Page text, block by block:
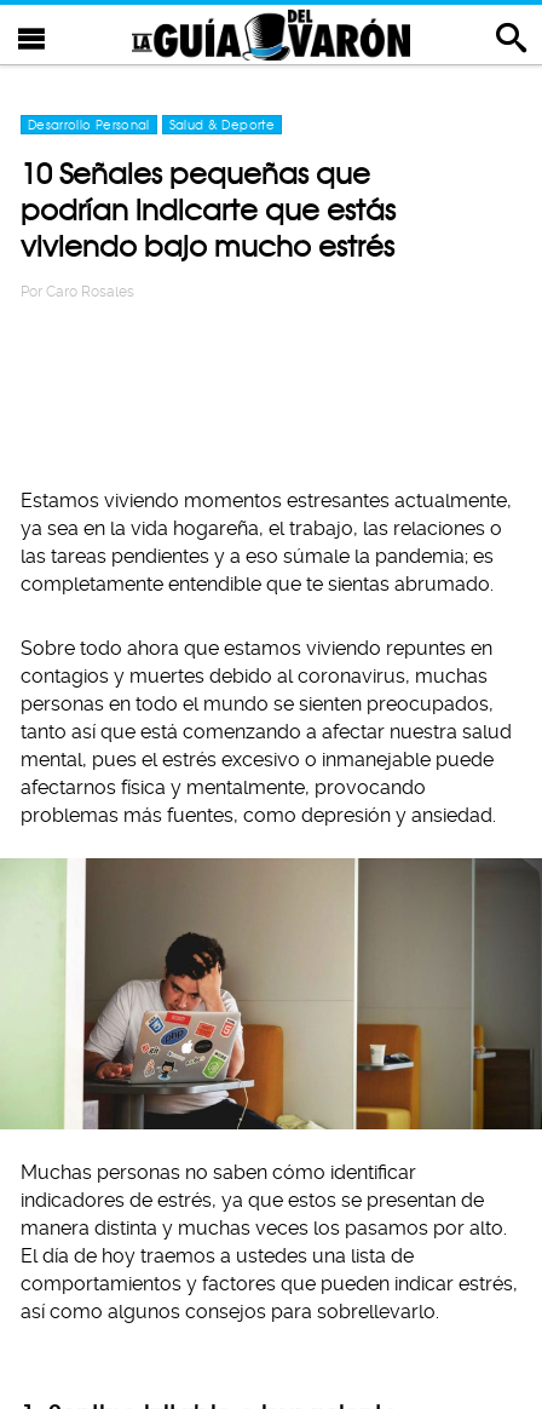
Desarrollo Personal Salud & Deporte
10 Señales pequeñas que
podrían indicarte que estás
viviendo bajo mucho estrés
Por Caro Rosales
Estamos viviendo momentos estresantes actualmente,
ya sea en la vida hogareña, el trabajo, las relaciones o
las tareas pendientes y a eso súmale la pandemia; es
completamente entendible que te sientas abrumado.
Sobre todo ahora que estamos viviendo repuntes en
contagios y muertes debido al coronavirus, muchas
personas en todo el mundo se sienten preocupados,
tanto así que está comenzando a afectar nuestra salud
mental, pues el estrés excesivo o inmanejable puede
afectarnos física y mentalmente, provocando
problemas más fuentes, como depresión y ansiedad.
Muchas personas no saben cómo identificar
indicadores de estrés, ya que estos se presentan de
manera distinta y muchas veces los pasamos por alto.
El día de hoy traemos a ustedes una lista de
comportamientos y factores que pueden indicar estrés,
así como algunos consejos para sobrellevarlo.